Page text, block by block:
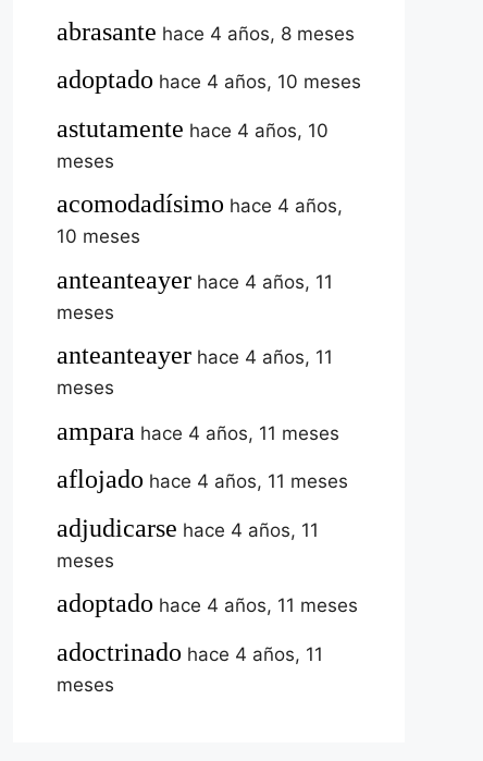
abrasante hace 4 años, 8 meses
adoptado hace 4 años, 10 meses
astutamente hace 4 años, 10
meses
acomodadísimo hace 4 años,
10 meses
anteanteayer hace 4 años, 11
meses
anteanteayer hace 4 años, 11
meses
ampara hace 4 años, 11 meses
aflojado hace 4 años, 11 meses
adjudicarse hace 4 años, 11
meses
adoptado hace 4 años, 11 meses
adoctrinado hace 4 años, 11
meses